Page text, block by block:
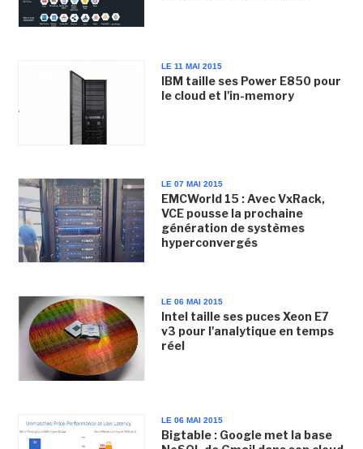
LE 11 MAI 2015
IBM taille ses Power E850 pour
le cloud et l'in-memory
LE 07 MAI 2015
EMCWorld 15 : Avec VxRack,
VCE pousse la prochaine
génération de systèmes
hyperconvergés
LE 06 MAI 2015
Intel taille ses puces Xeon E7
v3 pour l'analytique en temps
réel
LE 06 MAI 2015
Bigtable : Google met la base